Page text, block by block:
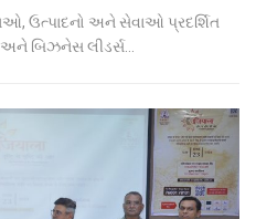
ઉત્પાદનો અને સેવાઓ પ્રદર્શિત
અને બિઝનેસ લીડર્સ…